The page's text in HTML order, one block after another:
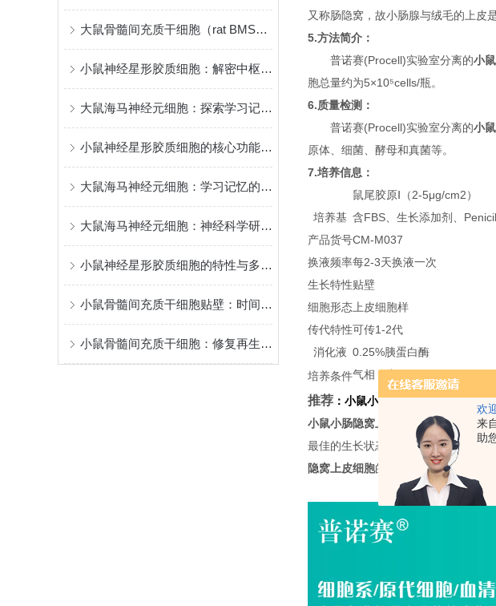
欢
来
助
大鼠骨髓间充质干细胞（rat BMSCs）分离、鉴定与应用
小鼠神经星形胶质细胞：解密中枢神经系统功能与疾病机制的核心模型
大鼠海马神经元细胞：探索学习记忆机制与脑疾病病理的黄金模型
小鼠神经星形胶质细胞的核心功能和应用特点
大鼠海马神经元细胞：学习记忆的核心模型
大鼠海马神经元细胞：神经科学研究的关键实验材料
小鼠神经星形胶质细胞的特性与多元功能
小鼠骨髓间充质干细胞贴壁：时间背后的“生命律动”
小鼠骨髓间充质干细胞：修复再生的潜力之星
又称肠隐窝，故小肠腺与绒毛的上皮
5.方法简介：
普诺赛(Procell)实验室分离的小
胞总量约为5×10⁵cells/瓶。
6.质量检测：
普诺赛(Procell)实验室分离的小
原体、细菌、酵母和真菌等。
7.培养信息：
鼠尾胶原Ⅰ（2-5μg/cm2）
培养基 含FBS、生长添加剂、
产品货号CM-M037
换液频率每2-3天换液一次
生长特性贴壁
细胞形态 上皮细胞样
传代特性可传1-2代
消化液 0.25%胰蛋白酶
培养条件气相：空气，95%；CO
推荐 ： 小鼠小肠隐窝上皮细胞*培养基
小鼠小肠隐窝上皮细胞*培养基由普诺
最佳的生长状态。本产品中已包含 小
隐窝上皮细胞的体外培养。本产品仅